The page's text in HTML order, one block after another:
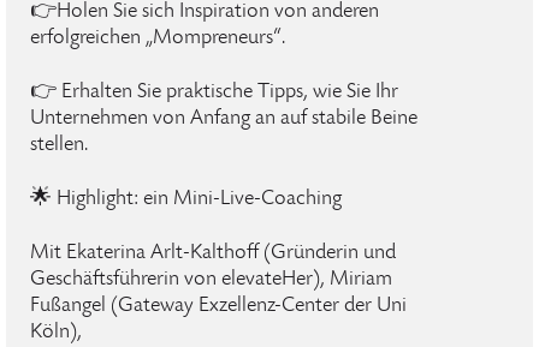
👉Holen Sie sich Inspiration von anderen
erfolgreichen „Mompreneurs“.
👉 Erhalten Sie praktische Tipps, wie Sie Ihr
Unternehmen von Anfang an auf stabile Beine
stellen.
🌟 Highlight: ein Mini-Live-Coaching
Mit Ekaterina Arlt-Kalthoff (Gründerin und
Geschäftsführerin von elevateHer), Miriam
Fußangel (Gateway Exzellenz-Center der Uni
Köln),